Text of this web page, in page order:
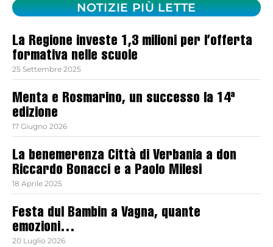
NOTIZIE PIÙ LETTE
La Regione investe 1,3 milioni per l’offerta
formativa nelle scuole
25 Settembre 2025
Menta e Rosmarino, un successo la 14ª
edizione
17 Giugno 2026
La benemerenza Città di Verbania a don
Riccardo Bonacci e a Paolo Milesi
18 Aprile 2025
Festa dul Bambin a Vagna, quante
emozioni…
20 Luglio 2026